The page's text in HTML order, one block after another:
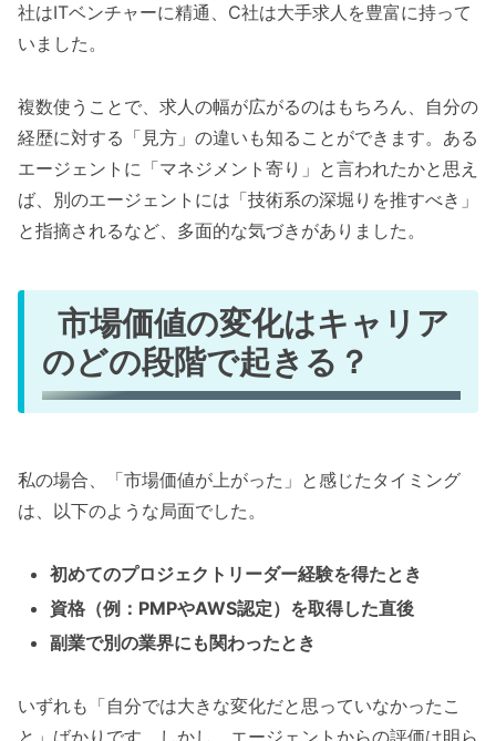
社はITベンチャーに精通、C社は大手求人を豊富に持って
いました。
複数使うことで、求人の幅が広がるのはもちろん、自分の
経歴に対する「見方」の違いも知ることができます。ある
エージェントに「マネジメント寄り」と言われたかと思え
ば、別のエージェントには「技術系の深堀りを推すべき」
と指摘されるなど、多面的な気づきがありました。
市場価値の変化はキャリア
のどの段階で起きる？
私の場合、「市場価値が上がった」と感じたタイミング
は、以下のような局面でした。
初めてのプロジェクトリーダー経験を得たとき
資格（例：PMPやAWS認定）を取得した直後
副業で別の業界にも関わったとき
いずれも「自分では大きな変化だと思っていなかったこ